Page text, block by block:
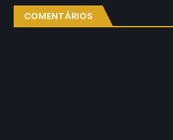
COMENTÁRIOS